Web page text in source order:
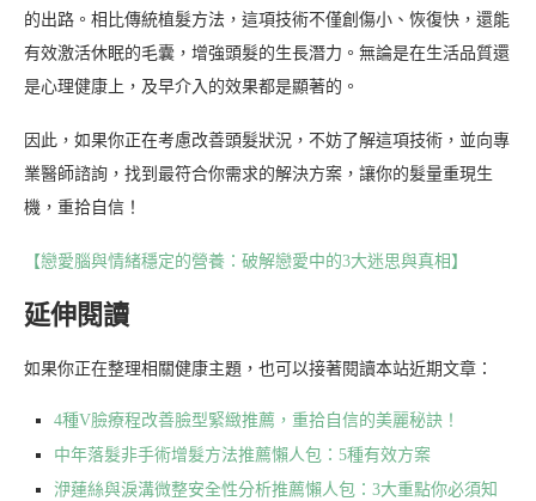
的出路。相比傳統植髮方法，這項技術不僅創傷小、恢復快，還能
有效激活休眠的毛囊，增強頭髮的生長潛力。無論是在生活品質還
是心理健康上，及早介入的效果都是顯著的。
因此，如果你正在考慮改善頭髮狀況，不妨了解這項技術，並向專
業醫師諮詢，找到最符合你需求的解決方案，讓你的髮量重現生
機，重拾自信！
【戀愛腦與情緒穩定的營養：破解戀愛中的3大迷思與真相】
延伸閱讀
如果你正在整理相關健康主題，也可以接著閱讀本站近期文章：
4種V臉療程改善臉型緊緻推薦，重拾自信的美麗秘訣！
中年落髮非手術增髮方法推薦懶人包：5種有效方案
洢蓮絲與淚溝微整安全性分析推薦懶人包：3大重點你必須知